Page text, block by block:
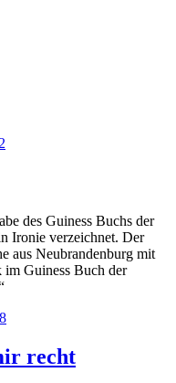
des Guiness Buchs der
Ironie verzeichnet. Der
aus Neubrandenburg mit
im Guiness Buch der
recht